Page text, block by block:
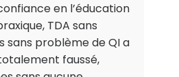
en l’éducation
TDA sans
sans problème de QI a
faussé,